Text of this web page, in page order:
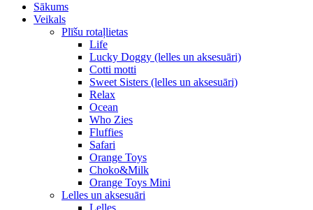
Sākums
Veikals
Plīšu rotaļlietas
Life
Lucky Doggy (lelles un aksesuāri)
Cotti motti
Sweet Sisters (lelles un aksesuāri)
Relax
Ocean
Who Zies
Fluffies
Safari
Orange Toys
Choko&Milk
Orange Toys Mini
Lelles un aksesuāri
Lelles